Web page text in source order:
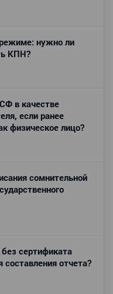
нужно ли
КПН?
в качестве
если ранее
физическое лицо?
сомнительной
сертификата
отчета?